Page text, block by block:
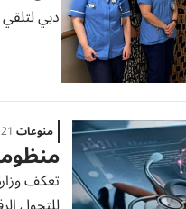
دبي
منوعات 21 أبريل 2026
تعكف